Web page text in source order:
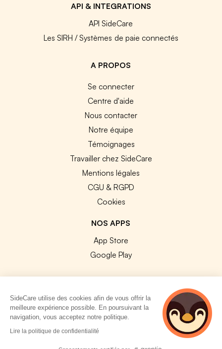
API & INTEGRATIONS
API SideCare
Les SIRH / Systèmes de paie connectés
A PROPOS
Se connecter
Centre d'aide
Nous contacter
Notre équipe
Témoignages
Travailler chez SideCare
Mentions légales
CGU & RGPD
Cookies
NOS APPS
App Store
Google Play
© 2026 SideCare. Tous droits réservés.
SideCare utilise des cookies afin de vous offrir la
meilleure expérience possible. En poursuivant la
navigation, vous acceptez notre politique.
Lire la politique de confidentialité
5 personnes
consultent